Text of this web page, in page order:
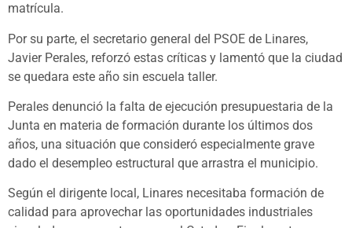
matrícula.
Por su parte, el secretario general del PSOE de Linares,
Javier Perales, reforzó estas críticas y lamentó que la ciudad
se quedara este año sin escuela taller.
Perales denunció la falta de ejecución presupuestaria de la
Junta en materia de formación durante los últimos dos
años, una situación que consideró especialmente grave
dado el desempleo estructural que arrastra el municipio.
Según el dirigente local, Linares necesitaba formación de
calidad para aprovechar las oportunidades industriales